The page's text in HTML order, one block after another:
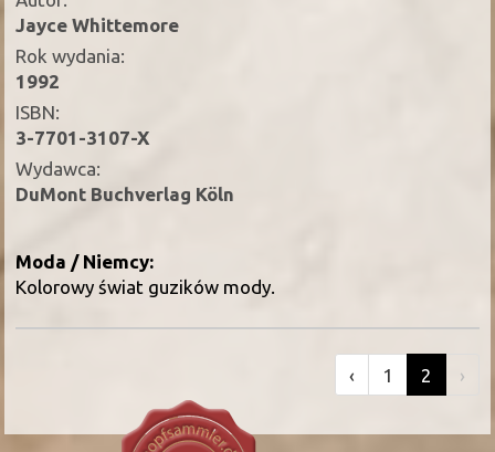
Jayce Whittemore
Rok wydania:
1992
ISBN:
3-7701-3107-X
Wydawca:
DuMont Buchverlag Köln
Moda / Niemcy:
Kolorowy świat guzików mody.
‹ 1 2 ›